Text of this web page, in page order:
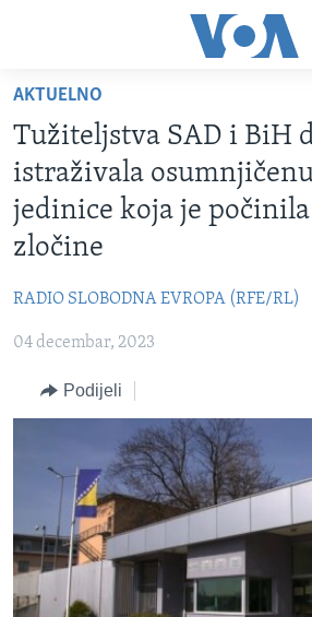
glavni
sadržaj
Pređi
na
glavnu
navigaciju
na
TV PROGRAM
FOTOGRAFIJE DANA
VIJESTI
SVIJET
KORUPCIJA
SLOBODA MEDIJA
ŽENSKA STRANA
IZBJEGLIČKA STRANA
MAGAZIN
O GLASU AMERIKE
Learning English
AKTUELNO
Tužiteljstva SAD i BiH
istraživala
jedinice koja je
zločine
RADIO SLOBODNA EVROPA (RFE/RL)
04 decembar, 2023
Podijeli